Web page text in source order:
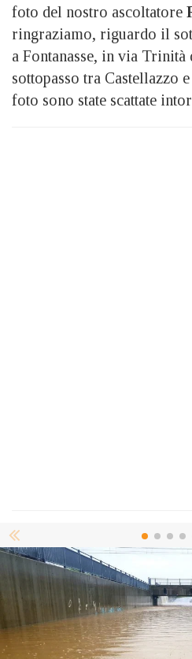
foto del nostro ascoltatore
ringraziamo, riguardo il
a Fontanasse, in via Trinità
sottopasso tra Castellazzo
foto sono state scattate